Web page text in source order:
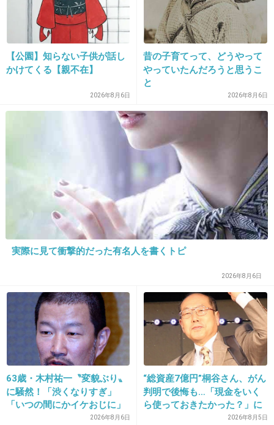
レーマーｗ
+18 -2
2013/02/19(火) 16:38:02
市、弱気じゃんｗ
+8 -0
いよいよAKB離れが色んな方面で始まってきた
+22 -0
37. 匿名2013/02/19(火) 16:38:58
かわいいおばあちゃんをイメージキャラにすれ
【公園】知らない子供が話し
かけてくる【親不在】
2026年8月6日
昔の子育てって、どうやって
やっていたんだろうと思うこ
と
2026年8月6日
実際に見て衝撃的だった有名人を書くトピ
2026年8月6日
63歳・木村祐一〝変貌ぶり〟
に騒然！「渋くなりすぎ」
「いつの間にかイケおじに」
2026年8月6日
“総資産7億円”桐谷さん、がん
判明で後悔も…「現金をいく
ら使っておきたかった？」に
2026年8月5日